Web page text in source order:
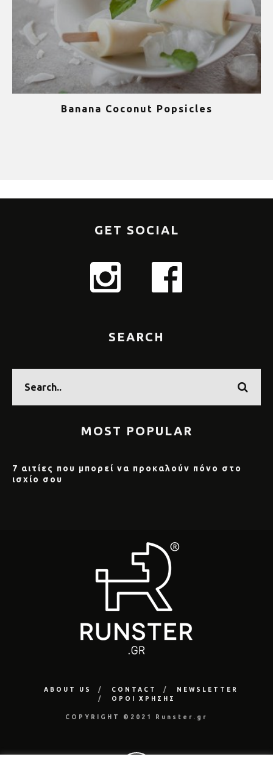
Banana Coconut Popsicles
GET SOCIAL
SEARCH
MOST POPULAR
7 αιτίες που μπορεί να προκαλούν πόνο στο
ισχίο σου
ABOUT US CONTACT
NEWSLETTER
ΟΡΟΙ ΧΡΗΣΗΣ
COPYRIGHT ©2021 Runster.gr